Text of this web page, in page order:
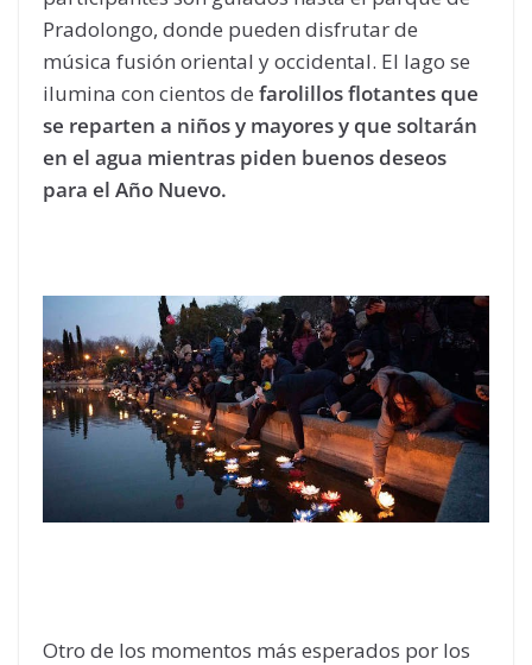
Pradolongo, donde pueden disfrutar de
música fusión oriental y occidental. El lago se
ilumina con cientos de farolillos flotantes que
se reparten a niños y mayores y que soltarán
en el agua mientras piden buenos deseos
para el Año Nuevo.
Otro de los momentos más esperados por los